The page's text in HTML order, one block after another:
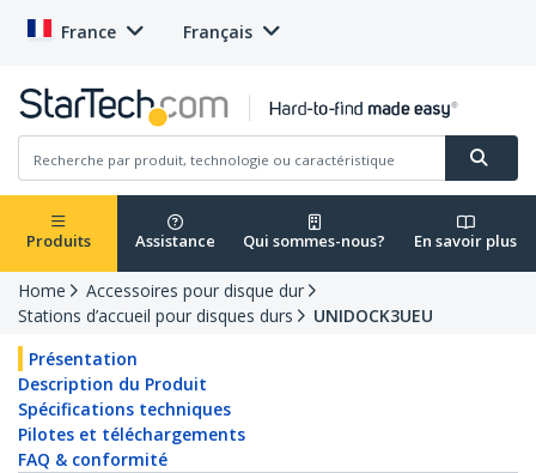
France Français
Produits Assistance Qui sommes-nous? En savoir plus
Home
Accessoires pour disque dur
Stations d’accueil pour disques durs
UNIDOCK3UEU
Présentation
Description du Produit
Spécifications techniques
Pilotes et téléchargements
FAQ & conformité